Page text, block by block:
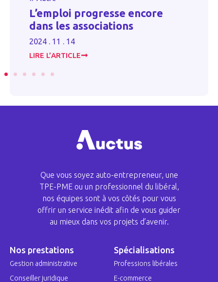
Transmission d’entreprise aux
proches : vers un renforcement
de l’abattement fiscal
2023 . 12 . 07
LIRE L’ARTICLE
Que vous soyez auto-entrepreneur, une
TPE-PME ou un professionnel du libéral,
nos équipes sont à vos côtés pour vous
offrir un service inédit afin de vous guider
au mieux dans vos projets d’avenir.
Nos prestations
Gestion administrative
Conseiller juridique
Spécialisations
Professions libérales
E-commerce